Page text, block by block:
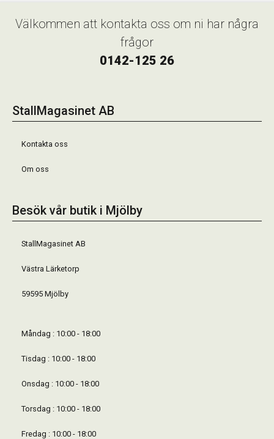
Välkommen att kontakta oss om ni har några
frågor
0142-125 26
StallMagasinet AB
Kontakta oss
Om oss
Besök vår butik i Mjölby
StallMagasinet AB
Västra Lärketorp
59595 Mjölby
Måndag : 10:00 - 18:00
Tisdag : 10:00 - 18:00
Onsdag : 10:00 - 18:00
Torsdag : 10:00 - 18:00
Fredag : 10:00 - 18:00